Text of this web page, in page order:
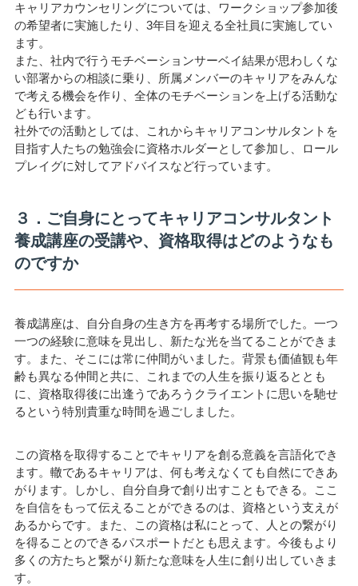
キャリアカウンセリングについては、ワークショップ参加後
の希望者に実施したり、3年目を迎える全社員に実施してい
ます。
また、社内で行うモチベーションサーベイ結果が思わしくな
い部署からの相談に乗り、所属メンバーのキャリアをみんな
で考える機会を作り、全体のモチベーションを上げる活動な
ども行います。
社外での活動としては、これからキャリアコンサルタントを
目指す人たちの勉強会に資格ホルダーとして参加し、ロール
プレイグに対してアドバイスなど行っています。
３．ご自身にとってキャリアコンサルタント
養成講座の受講や、資格取得はどのようなも
のですか
養成講座は、自分自身の生き方を再考する場所でした。一つ
一つの経験に意味を見出し、新たな光を当てることができま
す。また、そこには常に仲間がいました。背景も価値観も年
齢も異なる仲間と共に、これまでの人生を振り返るととも
に、資格取得後に出逢うであろうクライエントに思いを馳せ
るという特別貴重な時間を過ごしました。
この資格を取得することでキャリアを創る意義を言語化でき
ます。轍であるキャリアは、何も考えなくても自然にできあ
がります。しかし、自分自身で創り出すこともできる。ここ
を自信をもって伝えることができるのは、資格という支えが
あるからです。また、この資格は私にとって、人との繋がり
を得ることのできるパスポートだとも思えます。今後もより
多くの方たちと繋がり新たな意味を人生に創り出していきま
す。